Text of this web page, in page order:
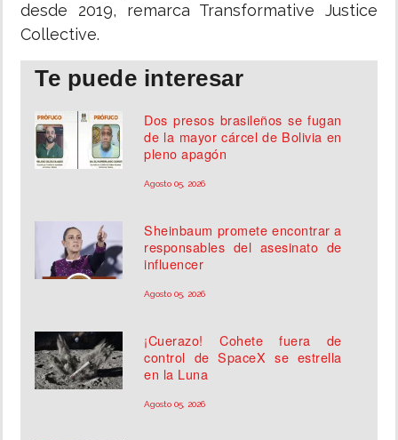
desde 2019, remarca Transformative Justice
Collective.
Te puede interesar
Dos presos brasileños se fugan
de la mayor cárcel de Bolivia en
pleno apagón
Agosto 05, 2026
Sheinbaum promete encontrar a
responsables del asesinato de
influencer
Agosto 05, 2026
¡Cuerazo! Cohete fuera de
control de SpaceX se estrella
en la Luna
Agosto 05, 2026